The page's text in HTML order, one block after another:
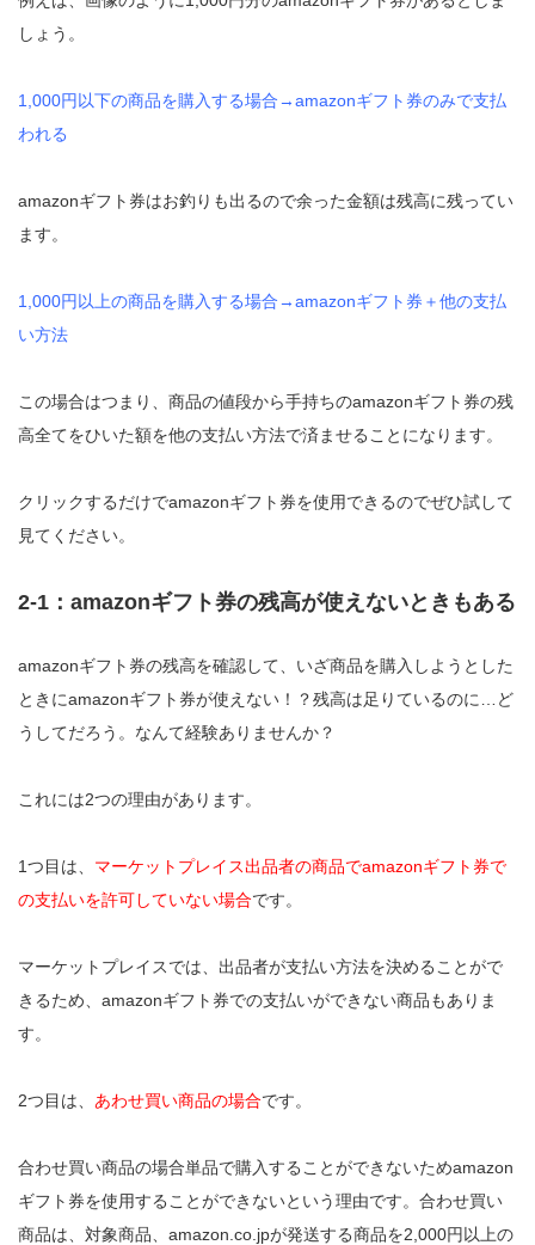
しょう。
1,000円以下の商品を購入する場合→amazonギフト券のみで支払
われる
amazonギフト券はお釣りも出るので余った金額は残高に残ってい
ます。
1,000円以上の商品を購入する場合→amazonギフト券＋他の支払
い方法
この場合はつまり、商品の値段から手持ちのamazonギフト券の残
高全てをひいた額を他の支払い方法で済ませることになります。
クリックするだけでamazonギフト券を使用できるのでぜひ試して
見てください。
2-1：amazonギフト券の残高が使えないときもある
amazonギフト券の残高を確認して、いざ商品を購入しようとした
ときにamazonギフト券が使えない！？残高は足りているのに…ど
うしてだろう。なんて経験ありませんか？
これには2つの理由があります。
1つ目は、 マーケットプレイス出品者の商品でamazonギフト券で
の支払いを許可していない場合です。
マーケットプレイスでは、出品者が支払い方法を決めることがで
きるため、amazonギフト券での支払いができない商品もありま
す。
2つ目は、 あわせ買い商品の場合です。
合わせ買い商品の場合単品で購入することができないためamazon
ギフト券を使用することができないという理由です。合わせ買い
商品は、対象商品、amazon.co.jpが発送する商品を2,000円以上の